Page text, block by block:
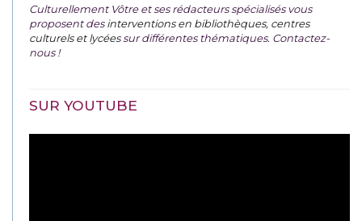
Culturellement Vôtre et ses rédacteurs spécialisés vous
proposent desinterventions en bibliothèques, centres
culturels et lycéessur différentes thématiques. Contactez-
nous !
SUR YOUTUBE